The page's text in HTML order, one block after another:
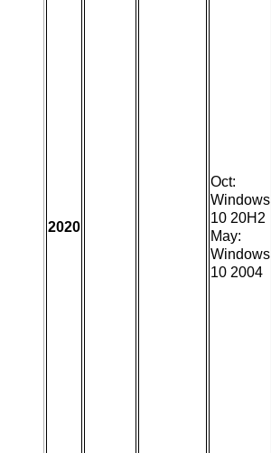
2020
Oct:
Windows
10 20H2
May:
Windows
10 2004